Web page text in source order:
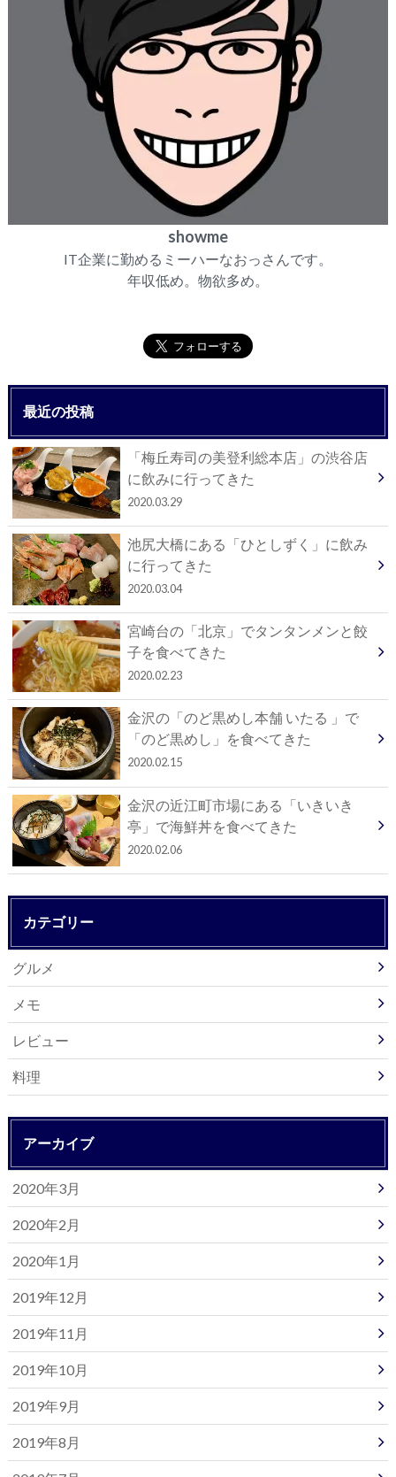
showme
IT企業に勤めるミーハーなおっさんです。
年収低め。物欲多め。
最近の投稿
「梅丘寿司の美登利総本店」の渋谷店
に飲みに行ってきた
2020.03.29
池尻大橋にある「ひとしずく」に飲み
に行ってきた
2020.03.04
宮崎台の「北京」でタンタンメンと餃
子を食べてきた
2020.02.23
金沢の「のど黒めし本舗 いたる 」で
「のど黒めし」を食べてきた
2020.02.15
金沢の近江町市場にある「いきいき
亭」で海鮮丼を食べてきた
2020.02.06
カテゴリー
グルメ
メモ
レビュー
料理
アーカイブ
2020年3月
2020年2月
2020年1月
2019年12月
2019年11月
2019年10月
2019年9月
2019年8月